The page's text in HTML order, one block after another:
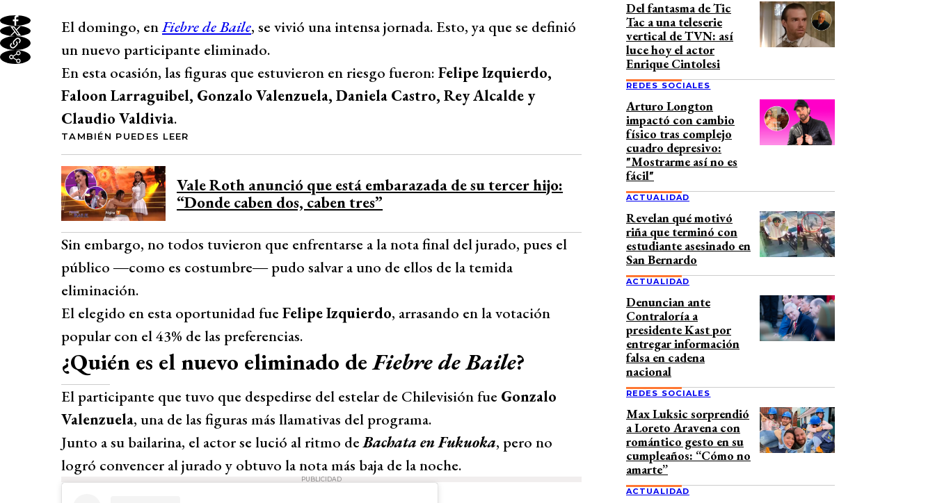
El domingo, enFiebre de Baile, se vivió una intensa jornada. Esto, ya que se definió
un nuevo participante eliminado.
En esta ocasión, las figuras que estuvieron en riesgo fueron: Felipe Izquierdo,
Faloon Larraguibel, Gonzalo Valenzuela, Daniela Castro, Rey Alcalde y
Claudio Valdivia.
TAMBIÉN PUEDES LEER
Vale Roth anunció que está embarazada de su tercer hijo:
“Donde caben dos, caben tres”
Sin embargo, no todos tuvieron que enfrentarse a la nota final del jurado, pues el
público ―como es costumbre― pudo salvar a uno de ellos de la temida
eliminación.
El elegido en esta oportunidad fue Felipe Izquierdo, arrasando en la votación
popular con el 43% de las preferencias.
¿Quién es el nuevo eliminado deFiebre de Baile?
El participante que tuvo que despedirse del estelar de Chilevisión fue Gonzalo
Valenzuela, una de las figuras más llamativas del programa.
Junto a su bailarina, el actor se lució al ritmo deBachata en Fukuoka, pero no
logró convencer al jurado y obtuvo la nota más baja de la noche.
PUBLICIDAD
Del fantasma de Tic
Tac a una teleserie
vertical de TVN: así
luce hoy el actor
Enrique Cintolesi
REDES SOCIALES
Arturo Longton
impactó con cambio
físico tras complejo
cuadro depresivo:
"Mostrarme así no es
fácil"
ACTUALIDAD
Revelan qué motivó
riña que terminó con
estudiante asesinado en
San Bernardo
ACTUALIDAD
Denuncian ante
Contraloría a
presidente Kast por
entregar información
falsa en cadena
nacional
REDES SOCIALES
Max Luksic sorprendió
a Loreto Aravena con
romántico gesto en su
cumpleaños: “Cómo no
amarte”
ACTUALIDAD